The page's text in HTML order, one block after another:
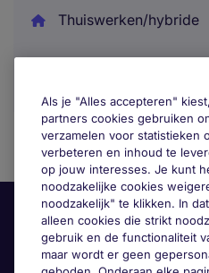
Thuiswerken/hybride
Als je "Alles accepteren"
partners cookies gebruiken
verzamelen voor statistieken
verbeteren en inhoud te
op jouw interesses. Je kunt
noodzakelijke cookies
noodzakelijk" te klikken. In
alleen cookies die strikt
gebruik en de functionaliteit
maar wordt er geen